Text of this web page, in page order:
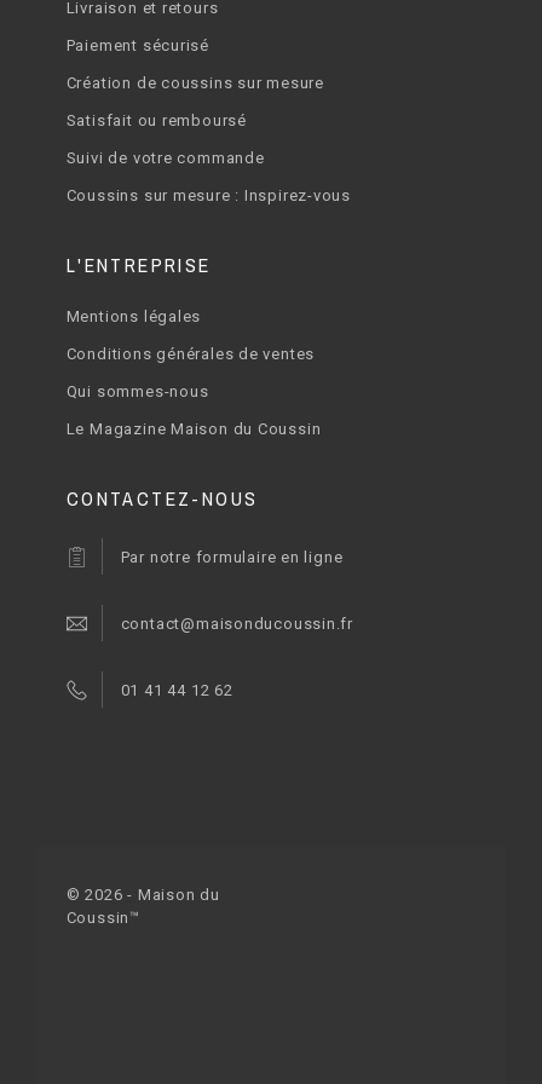
Livraison et retours
Paiement sécurisé
Création de coussins sur mesure
Satisfait ou remboursé
Suivi de votre commande
Coussins sur mesure : Inspirez-vous
L'ENTREPRISE
Mentions légales
Conditions générales de ventes
Qui sommes-nous
Le Magazine Maison du Coussin
CONTACTEZ-NOUS
Par notre formulaire en ligne
contact@maisonducoussin.fr
01 41 44 12 62
© 2026 - Maison du
Coussin™